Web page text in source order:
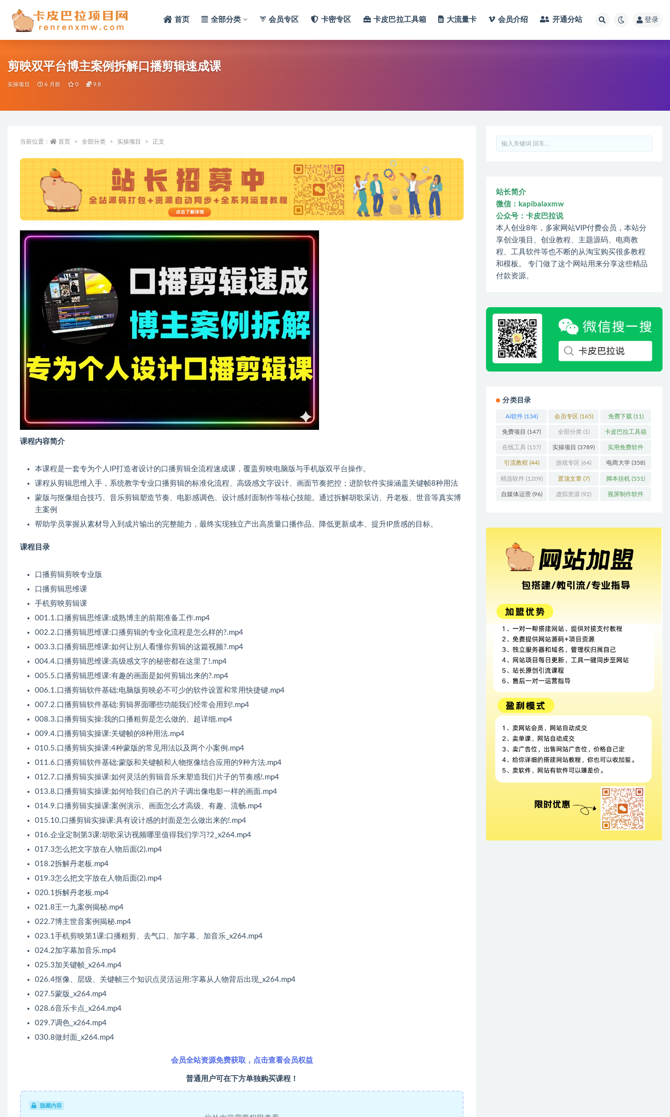
首页 全部分类 会员专区 卡密专区 卡皮巴拉工具箱 大流量卡 会员介绍 开通分站 登录
剪映双平台博主案例拆解口播剪辑速成课
实操项目 6 月前 0 9.8
当前位置： 首页 全部分类 实操项目 正文
课程内容简介
本课程是一套专为个人IP打造者设计的口播剪辑全流程速成课，覆盖剪映电脑版与手机版双平台操作。
课程从剪辑思维入手，系统教学专业口播剪辑的标准化流程、高级感文字设计、画面节奏把控；进阶软件实操涵盖关键帧8种用法
蒙版与抠像组合技巧、音乐剪辑塑造节奏、电影感调色、设计感封面制作等核心技能。通过拆解胡歌采访、丹老板、世音等真实博
主案例
帮助学员掌握从素材导入到成片输出的完整能力，最终实现独立产出高质量口播作品、降低更新成本、提升IP质感的目标。
课程目录
口播剪辑剪映专业版
口播剪辑思维课
手机剪映剪辑课
001.1.口播剪辑思维课:成熟博主的前期准备工作.mp4
002.2.口播剪辑思维课:口播剪辑的专业化流程是怎么样的?.mp4
003.3.口播剪辑思维课:如何让别人看懂你剪辑的这篇视频?.mp4
004.4.口播剪辑思维课:高级感文字的秘密都在这里了!.mp4
005.5.口播剪辑思维课:有趣的画面是如何剪辑出来的?.mp4
006.1.口播剪辑软件基础:电脑版剪映必不可少的软件设置和常用快捷键.mp4
007.2.口播剪辑软件基础:剪辑界面哪些功能我们经常会用到!.mp4
008.3.口播剪辑实操:我的口播粗剪是怎么做的、超详细.mp4
009.4.口播剪辑实操课:关键帧的8种用法.mp4
010.5.口播剪辑实操课:4种蒙版的常见用法以及两个小案例.mp4
011.6.口播剪辑软件基础:蒙版和关键帧和人物抠像结合应用的9种方法.mp4
012.7.口播剪辑实操课:如何灵活的剪辑音乐来塑造我们片子的节奏感!.mp4
013.8.口播剪辑实操课:如何给我们自己的片子调出像电影一样的画面.mp4
014.9.口播剪辑实操课:案例演示、画面怎么才高级、有趣、流畅.mp4
015.10.口播剪辑实操课:具有设计感的封面是怎么做出来的!.mp4
016.企业定制第3课:胡歌采访视频哪里值得我们学习?2_x264.mp4
017.3怎么把文字放在人物后面(2).mp4
018.2拆解丹老板.mp4
019.3怎么把文字放在人物后面(2).mp4
020.1拆解丹老板.mp4
021.8王一九案例揭秘.mp4
022.7博主世音案例揭秘.mp4
023.1手机剪映第1课:口播粗剪、去气口、加字幕、加音乐_x264.mp4
024.2加字幕加音乐.mp4
025.3加关键帧_x264.mp4
026.4抠像、层级、关键帧三个知识点灵活运用:字幕从人物背后出现_x264.mp4
027.5蒙版_x264.mp4
028.6音乐卡点_x264.mp4
029.7调色_x264.mp4
030.8做封面_x264.mp4
会员全站资源免费获取，点击查看会员权益
普通用户可在下方单独购买课程！
隐藏内容
站长简介
微信：kapibalaxmw
公众号：卡皮巴拉说
本人创业8年，多家网站VIP付费会员，本站分
享创业项目、创业教程、主题源码、电商教
程、工具软件等也不断的从淘宝购买很多教程
和模板。 专门做了这个网站用来分享这些精品
付款资源。
分类目录
Ai软件(134) 会员专区 (165) 免费下载 (11)
免费项目 (147) 全部分类(1) 卡皮巴拉工具箱
(3)
在线工具 (157) 实操项目 (3789) 实用免费软件
(415)
引流教程 (44) 游戏专区 (64) 电商大学 (358)
精选软件(1209) 置顶文章(7) 脚本挂机 (551)
自媒体运营(96) 虚拟资源 (92) 视屏制作软件